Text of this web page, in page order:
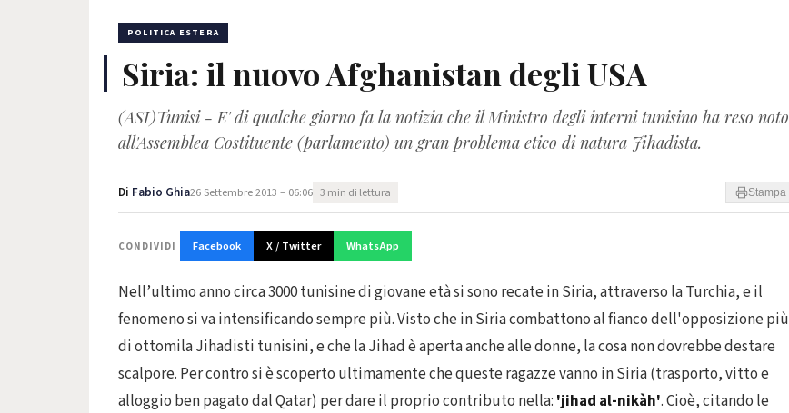
POLITICA ESTERA
Siria: il nuovo Afghanistan degli USA
(ASI)Tunisi - E' di qualche giorno fa la notizia che il Ministro degli interni tunisino ha reso noto
all'Assemblea Costituente (parlamento) un gran problema etico di natura Jihadista.
Di Fabio Ghia26 Settembre 2013 – 06:06 3 min di lettura Stampa
CONDIVIDI Facebook X / Twitter WhatsApp
Nell’ultimo anno circa 3000 tunisine di giovane età si sono recate in Siria, attraverso la Turchia, e il
fenomeno si va intensificando sempre più. Visto che in Siria combattono al fianco dell'opposizione più
di ottomila Jihadisti tunisini, e che la Jihad è aperta anche alle donne, la cosa non dovrebbe destare
scalpore. Per contro si è scoperto ultimamente che queste ragazze vanno in Siria (trasporto, vitto e
alloggio ben pagato dal Qatar) per dare il proprio contributo nella: 'jihad al-nikàh'. Cioè, citando le